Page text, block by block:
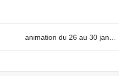
animation du 26 au 30 janvier